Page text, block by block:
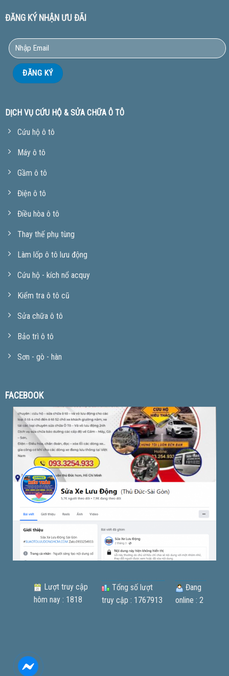
ĐĂNG KÝ NHẬN ƯU ĐÃI
DỊCH VỤ CỨU HỘ & SỬA CHỮA Ô TÔ
Cứu hộ ô tô
Máy ô tô
Gầm ô tô
Điện ô tô
Điều hòa ô tô
Thay thế phụ tùng
Làm lốp ô tô lưu động
Cứu hộ - kích nổ acquy
Kiểm tra ô tô cũ
Sửa chữa ô tô
Bảo trì ô tô
Sơn - gò - hàn
FACEBOOK
Lượt truy cập
hôm nay : 1818
Tổng số lượt
truy cập : 1767913
Đang
online : 2